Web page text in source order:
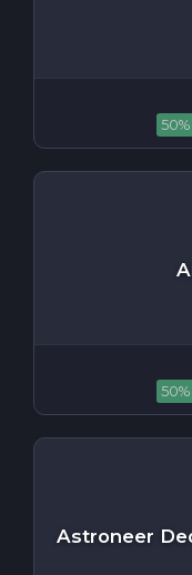
50%
50%
Astroneer